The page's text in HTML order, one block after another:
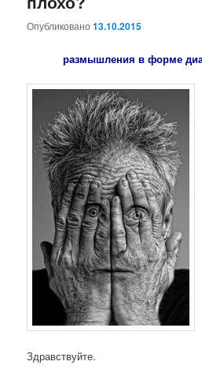
Опубликовано13.10.2015
размышления в форме
Здравствуйте.